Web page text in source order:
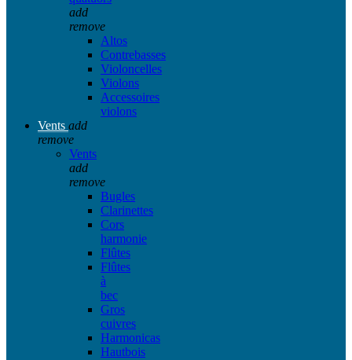
add
remove
Altos
Contrebasses
Violoncelles
Violons
Accessoires
violons
Vents add
remove
Vents
add
remove
Bugles
Clarinettes
Cors
harmonie
Flûtes
Flûtes
à
bec
Gros
cuivres
Harmonicas
Hautbois